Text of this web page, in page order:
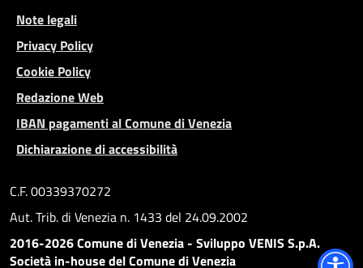
Note legali
Privacy Policy
Cookie Policy
Redazione Web
IBAN pagamenti al Comune di Venezia
Dichiarazione di accessibilità
C.F. 00339370272
Aut. Trib. di Venezia n. 1433 del 24.09.2002
2016-2026 Comune di Venezia - Sviluppo VENIS S.p.A.
Società in-house del Comune di Venezia